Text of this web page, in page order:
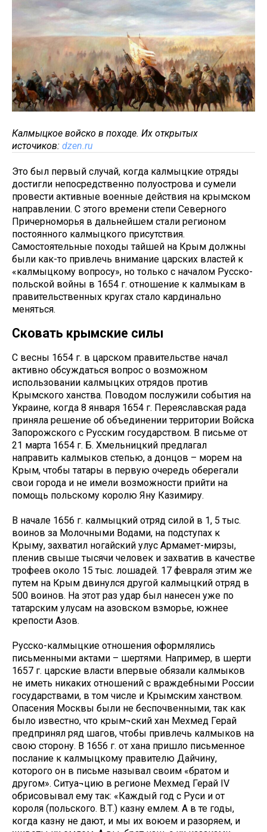
Калмыцкое войско в походе. Их открытых
источиков: dzen.ru
Это был первый случай, когда калмыцкие отряды
достигли непосредственно полуострова и сумели
провести активные военные действия на крымском
направлении. С этого времени степи Северного
Причерноморья в дальнейшем стали регионом
постоянного калмыцкого присутствия.
Самостоятельные походы тайшей на Крым должны
были как-то привлечь внимание царских властей к
«калмыцкому вопросу», но только с началом Русско-
польской войны в 1654 г. отношение к калмыкам в
правительственных кругах стало кардинально
меняться.
Сковать крымские силы
С весны 1654 г. в царском правительстве начал
активно обсуждаться вопрос о возможном
использовании калмыцких отрядов против
Крымского ханства. Поводом послужили события на
Украине, когда 8 января 1654 г. Переяславская рада
приняла решение об объединении территории Войска
Запорожского с Русским государством. В письме от
21 марта 1654 г. Б. Хмельницкий предлагал
направить калмыков степью, а донцов – морем на
Крым, чтобы татары в первую очередь оберегали
свои города и не имели возможности прийти на
помощь польскому королю Яну Казимиру.
В начале 1656 г. калмыцкий отряд силой в 1, 5 тыс.
воинов за Молочными Водами, на подступах к
Крыму, захватил ногайский улус Армамет-мирзы,
пленив свыше тысячи человек и захватив в качестве
трофеев около 15 тыс. лошадей. 17 февраля этим же
путем на Крым двинулся другой калмыцкий отряд в
500 воинов. На этот раз удар был нанесен уже по
татарским улусам на азовском взморье, южнее
крепости Азов.
Русско-калмыцкие отношения оформлялись
письменными актами – шертями. Например, в шерти
1657 г. царские власти впервые обязали калмыков
не иметь никаких отношений с враждебными России
государствами, в том числе и Крымским ханством.
Опасения Москвы были не беспочвенными, так как
было известно, что крым¬ский хан Мехмед Герай
предпринял ряд шагов, чтобы привлечь калмыков на
свою сторону. В 1656 г. от хана пришло письменное
послание к калмыцкому правителю Дайчину,
которого он в письме называл своим «братом и
другом». Ситуа¬цию в регионе Мехмед Герай IV
обрисовывал ему так: «Каждый год с Руси и от
короля (польского. В.Т.) казну емлем. А в те годы,
когда казну не дают, и мы их воюем и разоряем, и